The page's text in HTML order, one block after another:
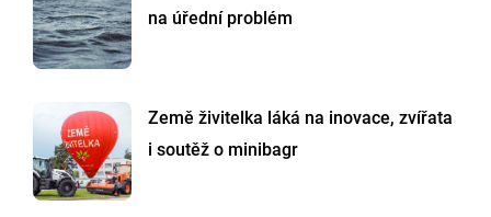
na úřední problém
Země živitelka láká na inovace, zvířata
i soutěž o minibagr